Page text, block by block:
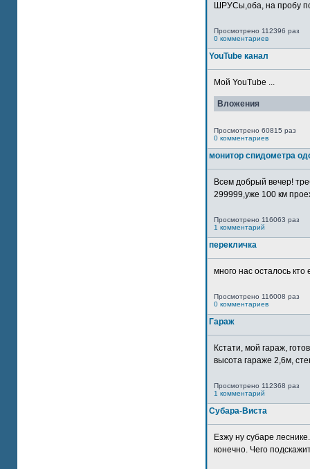
ШРУСы,оба, на пробу
Просмотрено 112396 раз
0 комментариев
YouTube канал
Мой YouTube ...
Вложения
Просмотрено 60815 раз
0 комментариев
монитор спидометра
Всем добрый вечер!
299999,уже 100 км
Просмотрено 116063 раз
1 комментарий
перекличка
много нас осталось
Просмотрено 116008 раз
0 комментариев
Гараж
Кстати, мой гараж,
высота гараже 2,6м,
Просмотрено 112368 раз
1 комментарий
Субара-Виста
Езжу ну субаре
конечно. Чего